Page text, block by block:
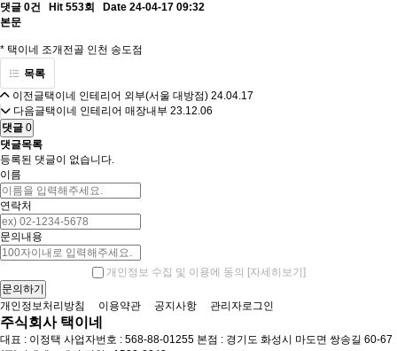
댓글 0건
Hit 553회
Date 24-04-17 09:32
본문
* 택이네 조개전골 인천 송도점
목록
이전글택이네 인테리어 외부(서울 대방점) 24.04.17
다음글택이네 인테리어 매장내부 23.12.06
댓글 0
댓글목록
등록된 댓글이 없습니다.
이름
연락처
문의내용
개인정보 수집 및 이용에 동의 [자세히보기]
개인정보처리방침 이용약관 공지사항 관리자로그인
주식회사 택이네
대표 : 이정택 사업자번호 : 568-88-01255 본점 : 경기도 화성시 마도면 쌍송길 60-67